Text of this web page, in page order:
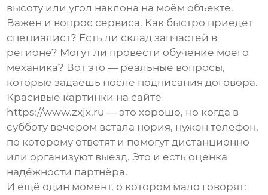
высоту или угол наклона на моём объекте.
Важен и вопрос сервиса. Как быстро приедет
специалист? Есть ли склад запчастей в
регионе? Могут ли провести обучение моего
механика? Вот это — реальные вопросы,
которые задаёшь после подписания договора.
Красивые картинки на сайте
https://www.zxjx.ru — это хорошо, но когда в
субботу вечером встала нория, нужен телефон,
по которому ответят и помогут дистанционно
или организуют выезд. Это и есть оценка
надёжности партнёра.
И ещё один момент, о котором мало говорят: